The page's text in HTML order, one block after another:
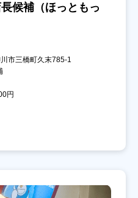
候補（ほっともっ
市三橋町久末785-1
円